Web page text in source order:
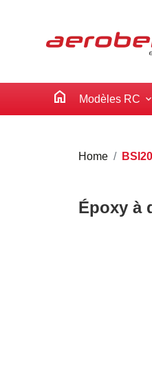
home Modèles RC
Home
Époxy à